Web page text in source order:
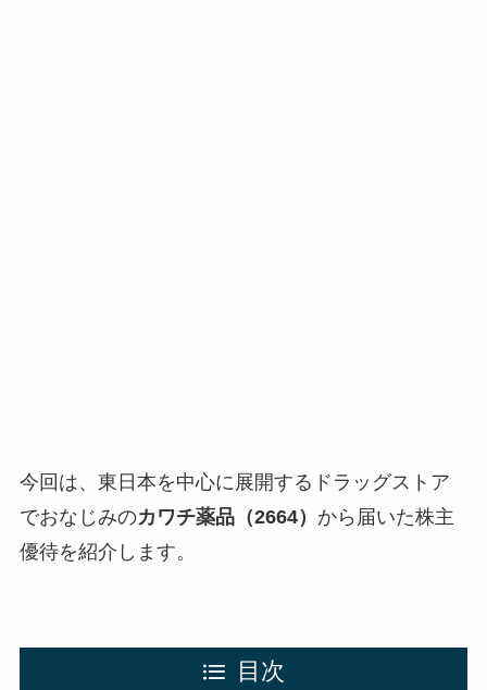
今回は、東日本を中心に展開するドラッグストア
でおなじみのカワチ薬品（2664） から届いた株主
優待を紹介します。
目次